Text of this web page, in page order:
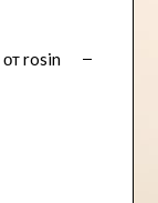
отrosin